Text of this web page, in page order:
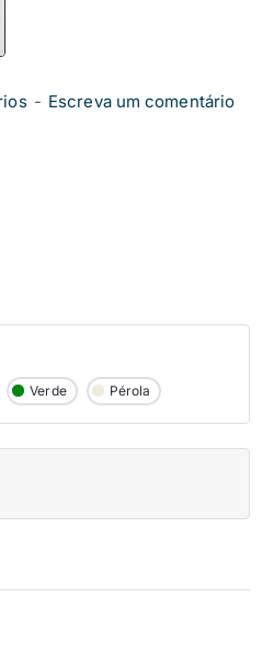
- Escreva um comentário
Verde Pérola